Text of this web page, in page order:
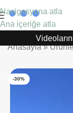
Navigasyona atla
Ana içeriğe atla
Anasayfa»
-30%